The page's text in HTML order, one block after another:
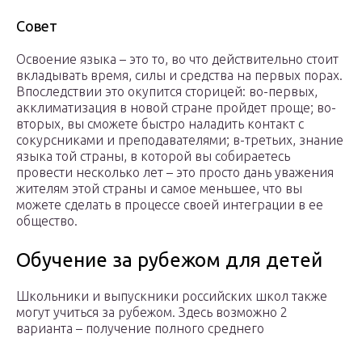
Совет
Освоение языка – это то, во что действительно стоит
вкладывать время, силы и средства на первых порах.
Впоследствии это окупится сторицей: во-первых,
акклиматизация в новой стране пройдет проще; во-
вторых, вы сможете быстро наладить контакт с
сокурсниками и преподавателями; в-третьих, знание
языка той страны, в которой вы собираетесь
провести несколько лет – это просто дань уважения
жителям этой страны и самое меньшее, что вы
можете сделать в процессе своей интеграции в ее
общество.
Обучение за рубежом для детей
Школьники и выпускники российских школ также
могут учиться за рубежом. Здесь возможно 2
варианта – получение полного среднего